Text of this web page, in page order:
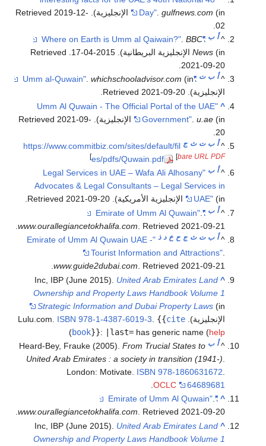
Day" .gulfnews.com (in الإنجليزية) . Retrieved
2019-12-
02
.
^أ ب "Where on Earth is Umm al Qaiwain?"
.BBC
News (in الإنجليزية البريطانية). 2015-04-17
2021-09-20
^أ ب ت "Umm al-Quwain"
.whichschooladvisor.com (in
الإنجليزية). Retrieved
2021-09-20
.
^
"Umm Al Quwain - The Official Portal of the UAE
Government" .u.ae (in الإنجليزية) . Retrieved
2021-09-
20
^أ ب ت ث ج https://www.commitbiz.com/sites/default/fil
es/pdfs/Quwain.pdf
[bare URL PDF
]
^أ ب
"Legal Services in UAE – Wafa Ali Alhosany
Advocates & Legal Consultants – Legal Services in
UAE" (in الإنجليزية الأمريكية) . Retrieved
2021-09-20
.
^أ ب "Emirate of Umm Al Quwain"
.
www.ourallegiancetokhalifa.com . Retrieved 2021-09-21
.
^أ ب ت ث ج ح خ د ذ
"Emirate of Umm Al Quwain UAE -
Tourist Information and Attractions".
www.guide2dubai.com. Retrieved2021-09-21
.
^
Inc, IBP (June 2015). United Arab Emirates Land
Ownership and Property Laws Handbook Volume 1
Strategic Information and Dubai Property Laws (in
الإنجليزية). Lulu.com.
ISBN 978-1-4387-6019-3 {{cite
book}}: |last= has generic name (help
)
^أ ب Heard-Bey, Frauke (2005).From Trucial States to
United Arab Emirates : a society in transition (1941-)
London: Motivate. ISBN 978-1860631672
OCLC
64689681
.
^
"Emirate of Umm Al Quwain"
.
www.ourallegiancetokhalifa.com. Retrieved2021-09-20
.
^
Inc, IBP (June 2015). United Arab Emirates Land
Ownership and Property Laws Handbook Volume 1